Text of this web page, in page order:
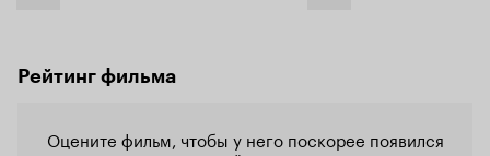
Рейтинг фильма
Оцените фильм, чтобы у него поскорее появился